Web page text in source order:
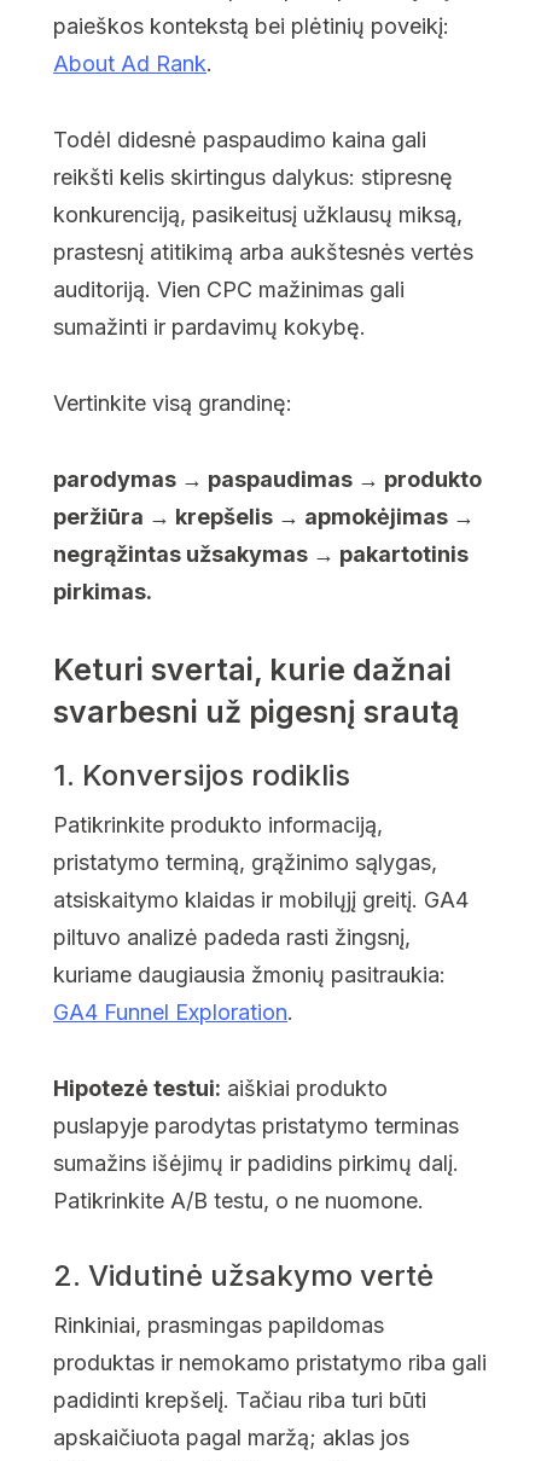
paieškos kontekstą bei plėtinių poveikį:
About Ad Rank.
Todėl didesnė paspaudimo kaina gali
reikšti kelis skirtingus dalykus: stipresnę
konkurenciją, pasikeitusį užklausų miksą,
prastesnį atitikimą arba aukštesnės vertės
auditoriją. Vien CPC mažinimas gali
sumažinti ir pardavimų kokybę.
Vertinkite visą grandinę:
parodymas → paspaudimas → produkto
peržiūra → krepšelis → apmokėjimas →
negrąžintas užsakymas → pakartotinis
pirkimas.
Keturi svertai, kurie dažnai
svarbesni už pigesnį srautą
1. Konversijos rodiklis
Patikrinkite produkto informaciją,
pristatymo terminą, grąžinimo sąlygas,
atsiskaitymo klaidas ir mobilųjį greitį. GA4
piltuvo analizė padeda rasti žingsnį,
kuriame daugiausia žmonių pasitraukia:
GA4 Funnel Exploration.
Hipotezė testui: aiškiai produkto
puslapyje parodytas pristatymo terminas
sumažins išėjimų ir padidins pirkimų dalį.
Patikrinkite A/B testu, o ne nuomone.
2. Vidutinė užsakymo vertė
Rinkiniai, prasmingas papildomas
produktas ir nemokamo pristatymo riba gali
padidinti krepšelį. Tačiau riba turi būti
apskaičiuota pagal maržą; aklas jos